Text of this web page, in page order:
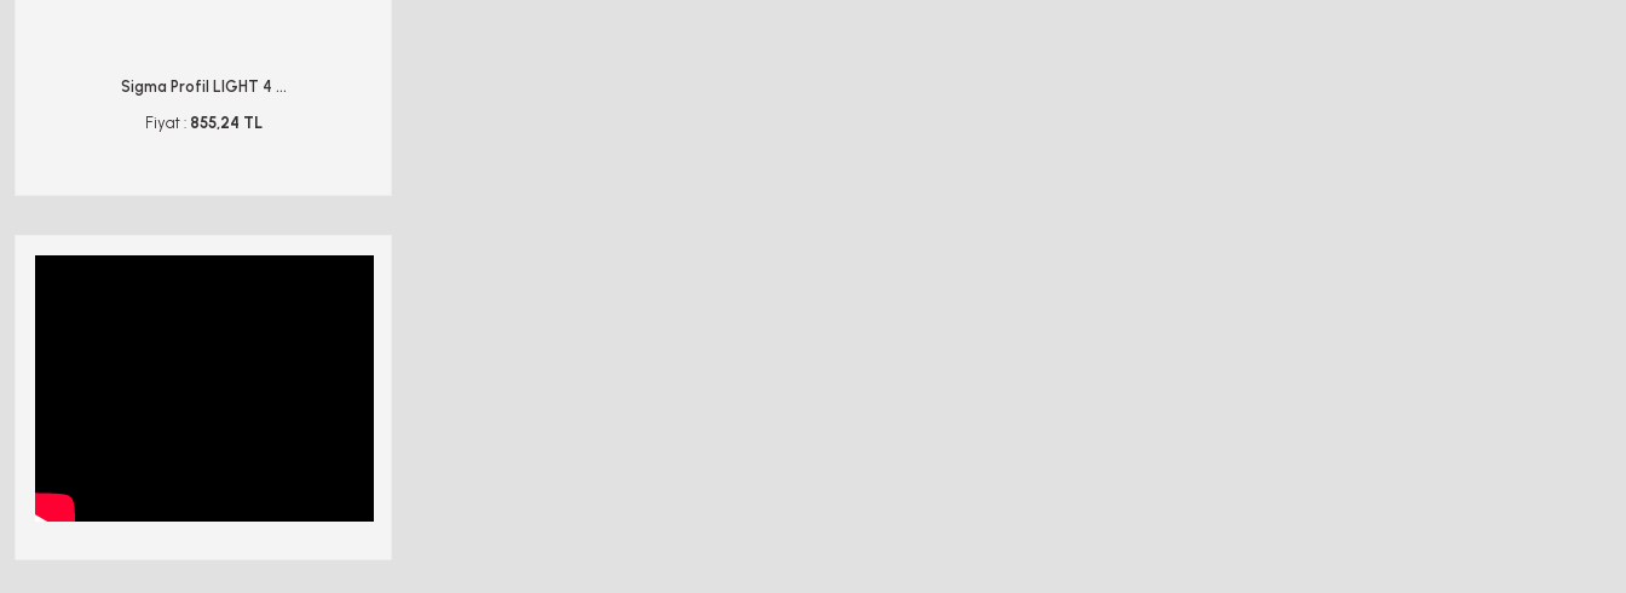
Sigma Profil LIGHT 4 ...
Fiyat : 855,24 TL